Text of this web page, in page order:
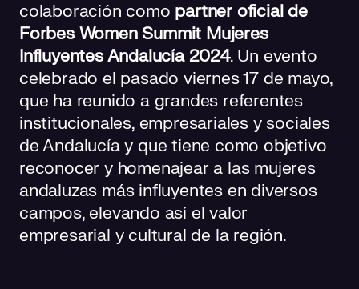
colaboración como partner oficial de
Forbes Women Summit Mujeres
Influyentes Andalucía 2024. Un evento
celebrado el pasado viernes 17 de mayo,
que ha reunido a grandes referentes
institucionales, empresariales y sociales
de Andalucía y que tiene como objetivo
reconocer y homenajear a las mujeres
andaluzas más influyentes en diversos
campos, elevando así el valor
empresarial y cultural de la región.